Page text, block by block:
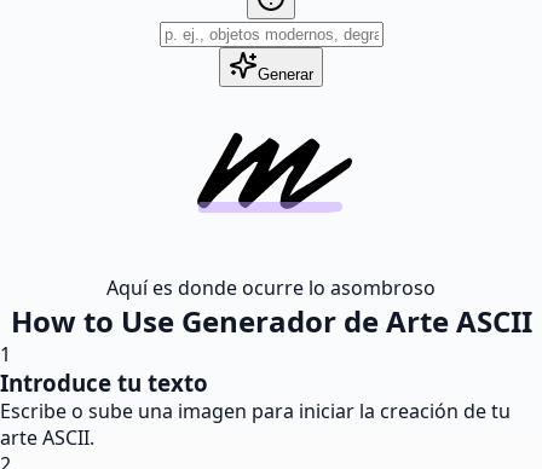
Generar
Aquí es donde ocurre lo asombroso
How to Use Generador de Arte ASCII
1
Introduce tu texto
Escribe o sube una imagen para iniciar la creación de tu
arte ASCII.